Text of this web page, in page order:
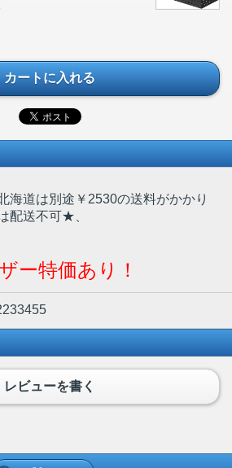
カートに入れる
海道は別途￥2530の送料がかかり
配送不可★
ー特価あり！
レビューを書く